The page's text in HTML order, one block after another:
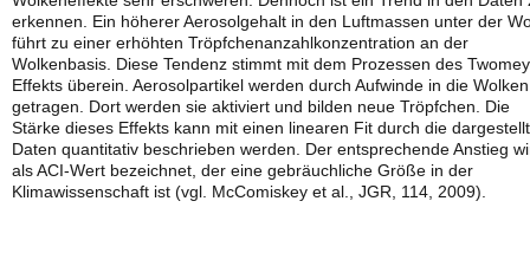
erkennen. Ein höherer Aerosolgehalt in den Luftmassen unter der
führt zu einer erhöhten Tröpfchenanzahlkonzentration an der
Wolkenbasis. Diese Tendenz stimmt mit dem Prozessen des Twomey
Effekts überein. Aerosolpartikel werden durch Aufwinde in die Wolken
getragen. Dort werden sie aktiviert und bilden neue Tröpfchen. Die
Stärke dieses Effekts kann mit einen linearen Fit durch die
Daten quantitativ beschrieben werden. Der entsprechende Anstieg
als ACI-Wert bezeichnet, der eine gebräuchliche Größe in der
Klimawissenschaft ist (vgl. McComiskey et al., JGR, 114, 2009).